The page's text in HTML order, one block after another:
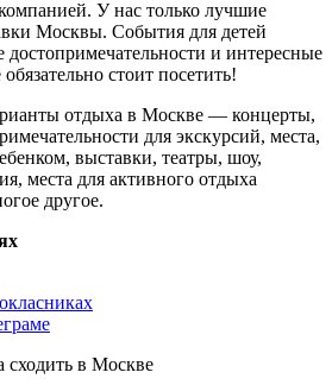
У нас только лучшие
Москвы. События для детей
и интересные
стоит посетить!
отдыха в Москве — концерты,
для экскурсий, места,
выставки, театры, шоу,
места для активного отдыха
другое.
в Москве